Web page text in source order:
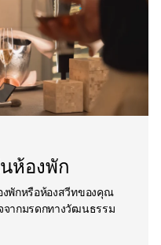
ห้องพัก
งพักหรือห้องสวีทของคุณ
จากมรดกทางวัฒนธรรม